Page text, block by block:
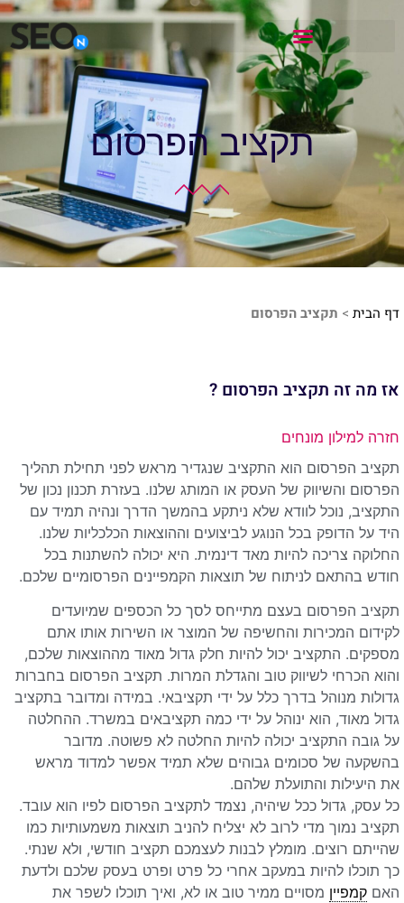
תקציב הפרסום
דף הבית > תקציב הפרסום
אז מה זה תקציב הפרסום ?
חזרה למילון מונחים
תקציב הפרסום הוא התקציב שנגדיר מראש לפני תחילת תהליך
הפרסום והשיווק של העסק או המותג שלנו. בעזרת תכנון נכון של
התקציב, נוכל לוודא שלא ניתקע בהמשך הדרך ונהיה תמיד עם
היד על הדופק בכל הנוגע לביצועים וההוצאות הכלכליות שלנו.
החלוקה צריכה להיות מאד דינמית. היא יכולה להשתנות בכל
חודש בהתאם לניתוח של תוצאות הקמפיינים הפרסומיים שלכם.
תקציב הפרסום בעצם מתייחס לסך כל הכספים שמיועדים
לקידום המכירות והחשיפה של המוצר או השירות אותו אתם
מספקים. התקציב יכול להיות חלק גדול מאוד מההוצאות שלכם,
והוא הכרחי לשיווק טוב והגדלת המרות. תקציב הפרסום בחברות
גדולות מנוהל בדרך כלל על ידי תקציבאי. במידה ומדובר בתקציב
גדול מאוד, הוא ינוהל על ידי כמה תקציבאים במשרד. ההחלטה
על גובה התקציב יכולה להיות החלטה לא פשוטה. מדובר
בהשקעה של סכומים גבוהים שלא תמיד אפשר למדוד מראש
את היעילות והתועלת שלהם.
כל עסק, גדול ככל שיהיה, נצמד לתקציב הפרסום לפיו הוא עובד.
תקציב נמוך מדי לרוב לא יצליח להניב תוצאות משמעותיות כמו
שהייתם רוצים. מומלץ לבנות לעצמכם תקציב חודשי, ולא שנתי.
כך תוכלו להיות במעקב אחרי כל פרט ופרט בעסק שלכם ולדעת
האם קמפיין מסויים ממיר טוב או לא, ואיך תוכלו לשפר את